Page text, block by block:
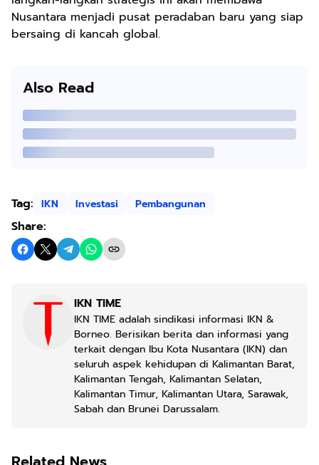
Nusantara menjadi pusat peradaban baru yang siap
bersaing di kancah global.
Also Read
Tag: IKN Investasi Pembangunan
Share:
IKN TIME
IKN TIME adalah sindikasi informasi IKN &
Borneo. Berisikan berita dan informasi yang
terkait dengan Ibu Kota Nusantara (IKN) dan
seluruh aspek kehidupan di Kalimantan Barat,
Kalimantan Tengah, Kalimantan Selatan,
Kalimantan Timur, Kalimantan Utara, Sarawak,
Sabah dan Brunei Darussalam.